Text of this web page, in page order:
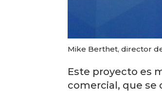
Mike Berthet, director
Este proyecto es
comercial, que se